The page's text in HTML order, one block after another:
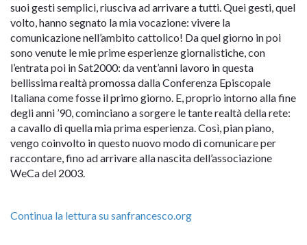
suoi gesti semplici, riusciva ad arrivare a tutti. Quei gesti, quel
volto, hanno segnato la mia vocazione: vivere la
comunicazione nell’ambito cattolico! Da quel giorno in poi
sono venute le mie prime esperienze giornalistiche, con
l’entrata poi in Sat2000: da vent’anni lavoro in questa
bellissima realtà promossa dalla Conferenza Episcopale
Italiana come fosse il primo giorno. E, proprio intorno alla fine
degli anni ’90, cominciano a sorgere le tante realtà della rete:
a cavallo di quella mia prima esperienza. Così, pian piano,
vengo coinvolto in questo nuovo modo di comunicare per
raccontare, fino ad arrivare alla nascita dell’associazione
WeCa del 2003.
Continua la lettura su sanfrancesco.org